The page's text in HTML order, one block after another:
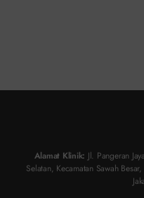
Alamat Klinik: Jl. Pangeran
Selatan, Kecamatan Sawah